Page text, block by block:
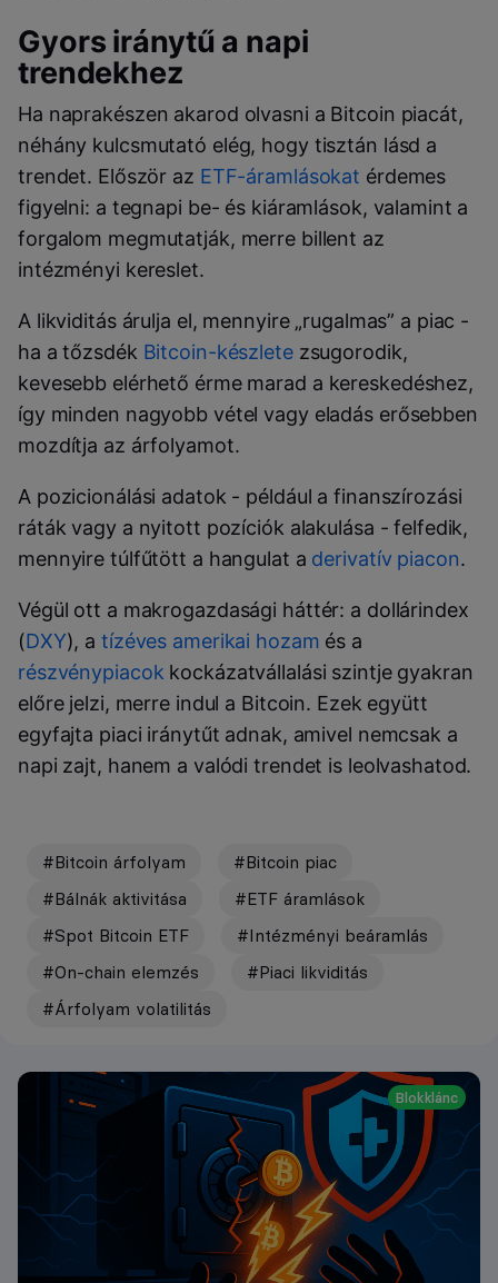
Gyors iránytű a napi
trendekhez
Ha naprakészen akarod olvasni a Bitcoin piacát,
néhány kulcsmutató elég, hogy tisztán lásd a
trendet. Először az ETF-áramlásokat érdemes
figyelni: a tegnapi be- és kiáramlások, valamint a
forgalom megmutatják, merre billent az
intézményi kereslet.
A likviditás árulja el, mennyire „rugalmas” a piac -
ha a tőzsdék Bitcoin-készletezsugorodik,
kevesebb elérhető érme marad a kereskedéshez,
így minden nagyobb vétel vagy eladás erősebben
mozdítja az árfolyamot.
A pozicionálási adatok - például a finanszírozási
ráták vagy a nyitott pozíciók alakulása - felfedik,
mennyire túlfűtött a hangulat a derivatív piacon.
Végül ott a makrogazdasági háttér: a dollárindex
(DXY), a tízéves amerikai hozam és a
részvénypiacok kockázatvállalási szintje gyakran
előre jelzi, merre indul a Bitcoin. Ezek együtt
egyfajta piaci iránytűt adnak, amivel nemcsak a
napi zajt, hanem a valódi trendet is leolvashatod.
#Bitcoin árfolyam
#Bitcoin piac
#Bálnák aktivitása
#ETF áramlások
#Spot Bitcoin ETF
#Intézményi beáramlás
#On-chain elemzés
#Piaci likviditás
#Árfolyam volatilitás
Blokklánc